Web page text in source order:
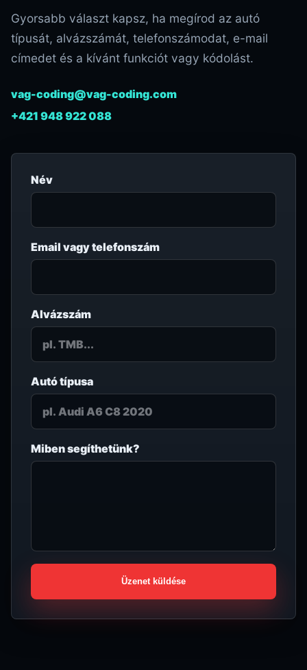
Gyorsabb választ kapsz, ha megírod az autó
típusát, alvázszámát, telefonszámodat, e-mail
címedet és a kívánt funkciót vagy kódolást.
vag-coding@vag-coding.com
+421 948 922 088
Név
Email vagy telefonszám
Alvázszám
Autó típusa
Miben segíthetünk?
Üzenet küldése